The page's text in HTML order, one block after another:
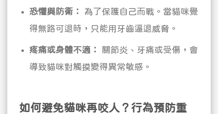
恐懼與防衛：
為了保護自己而戰。當貓咪覺
得無路可退時，只能用牙齒逼退威脅。
疼痛或身體不適：
關節炎、牙痛或受傷，會
導致貓咪對觸摸變得異常敏感。
如何避免貓咪再咬人？行為預防重